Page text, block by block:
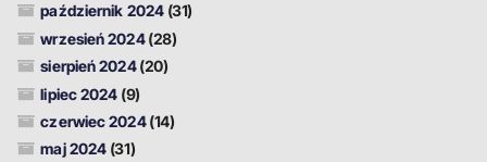
październik 2024(31)
wrzesień 2024(28)
sierpień 2024(20)
lipiec 2024 (9)
czerwiec 2024(14)
maj 2024 (31)